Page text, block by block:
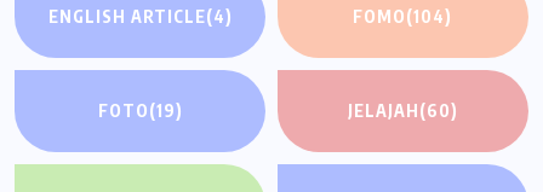
ENGLISH ARTICLE(4) FOMO(104)
FOTO(19) JELAJAH(60)